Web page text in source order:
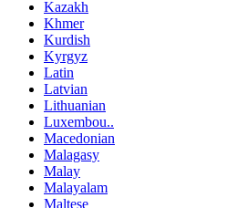
Kazakh
Khmer
Kurdish
Kyrgyz
Latin
Latvian
Lithuanian
Luxembou..
Macedonian
Malagasy
Malay
Malayalam
Maltese